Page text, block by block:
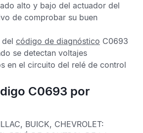
alto y bajo del actuador del
de comprobar su buen
del código de diagnóstico C0693
se detectan voltajes
en el circuito del relé de control
C0693 por
BUICK, CHEVROLET: